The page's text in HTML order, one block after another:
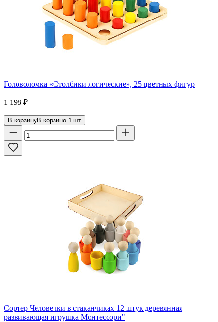
Головоломка «Столбики логические», 25 цветных фигур
1 198 ₽
В корзинуВ корзине 1 шт
Сортер Человечки в стаканчиках 12 штук деревянная
развивающая игрушка Монтессори"